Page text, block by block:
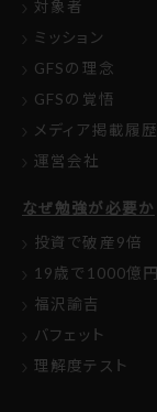
対象者
ミッション
GFSの理念
GFSの覚悟
メディア掲載履歴
運営会社
なぜ勉強が必要か
投資で破産9倍
19歳で1000億円
福沢諭吉
バフェット
理解度テスト